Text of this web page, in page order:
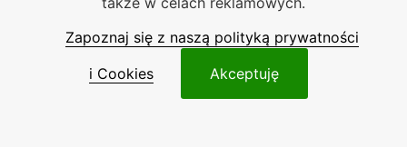
Zapoznaj się z naszą polityką prywatności
i Cookies
Akceptuję